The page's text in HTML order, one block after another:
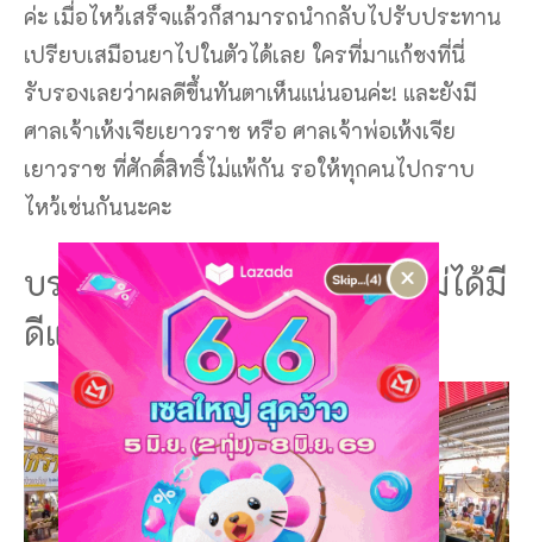
ค่ะ เมื่อไหว้เสร็จแล้วก็สามารถนำกลับไปรับประทาน
เปรียบเสมือนยาไปในตัวได้เลย ใครที่มาแก้ชงที่นี่
รับรองเลยว่าผลดีขึ้นทันตาเห็นแน่นอนค่ะ! และยังมี
ศาลเจ้าเห้งเจียเยาวราช หรือ ศาลเจ้าพ่อเห้งเจีย
เยาวราช ที่ศักดิ์สิทธิ์ไม่แพ้กัน รอให้ทุกคนไปกราบ
ไหว้เช่นกันนะคะ
บรรยากาศของ วัดศาลเจ้า ที่ไม่ได้มี
ดีแค่วัด
×